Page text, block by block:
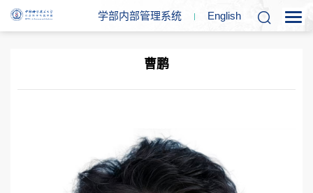
学部内部管理系统 English
曹鹏